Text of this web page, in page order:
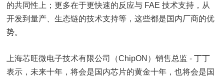
的共同性上；更多在于更快速的反应与 FAE 技术支持，从
开发到量产、生态链的技术支持等，这些都是国内厂商的优
势。
上海芯旺微电子技术有限公司（ChipON）销售总监 - 丁丁
表示，未来十年，将会是国内芯片的黄金十年，也将会是国